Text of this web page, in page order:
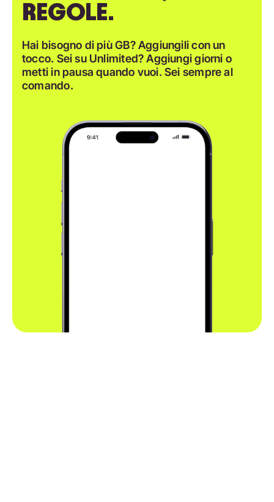
REGOLE.
Hai bisogno di più GB? Aggiungili con un
tocco. Sei su Unlimited? Aggiungi giorni o
metti in pausa quando vuoi. Sei sempre al
comando.